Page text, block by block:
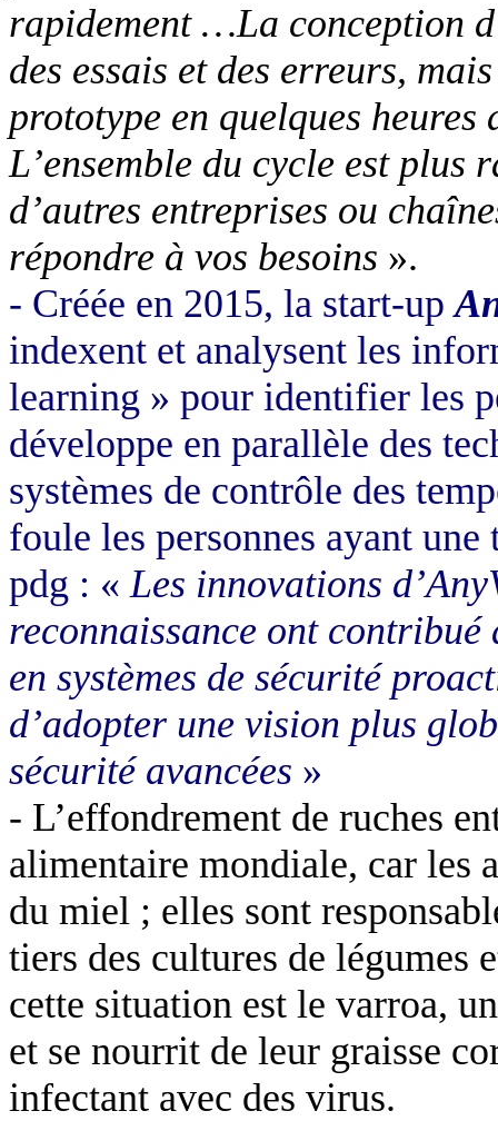
rapidement …La conception
des essais et des erreurs,
prototype en quelques
L’ensemble du cycle est plus
d’autres entreprises ou
répondre à vos besoins ».
- Créée en 2015, la start-up
indexent et analysent les
learning » pour identifier les
développe en parallèle des
systèmes de contrôle des
foule les personnes ayant
pdg : « Les innovations
reconnaissance ont contribué
en systèmes de sécurité
d’adopter une vision plus
sécurité avancées »
- L’effondrement de ruches
alimentaire mondiale, car les
du miel ; elles sont
tiers des cultures de légumes
cette situation est le varroa,
et se nourrit de leur graisse
infectant avec des virus.